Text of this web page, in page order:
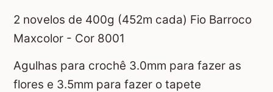
2 novelos de 400g (452m cada) Fio Barroco
Maxcolor - Cor 8001
Agulhas para crochê 3.0mm para fazer as
flores e 3.5mm para fazer o tapete